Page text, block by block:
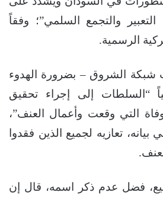
والتجمع السلمي”؛ وفقاً
الرسمية.
شبكة الشروق – بضرورة الهدوء
“السلطات إلى إجراء تحقيق
التي وقعت وأعمال العنف”،
بيانه، تعازيه لجميع الذين فقدوا
فضل عدم ذكر اسمه، قال إن